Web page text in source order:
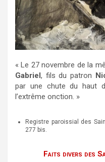
o
k
r
« Le 27 novembre de la
Gabriel, fils du patron
par une chute du haut
l’extrême onction. »
Registre paroissial des
277 bis.
Faits divers des